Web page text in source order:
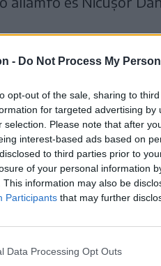
- Do Not Process My
opt-out of the sale, sharing to
for targeted advertising
selection. Please note that after
interest-based ads based on
to third parties prior to
of your personal information
This information may also be
Participants that may further
Data Processing Opt Outs
testület szerdán
az
kérte.
az